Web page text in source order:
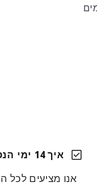
check_box איך 14 ימי הנסיון שלכם עובדים?
אנו מציעים לכל